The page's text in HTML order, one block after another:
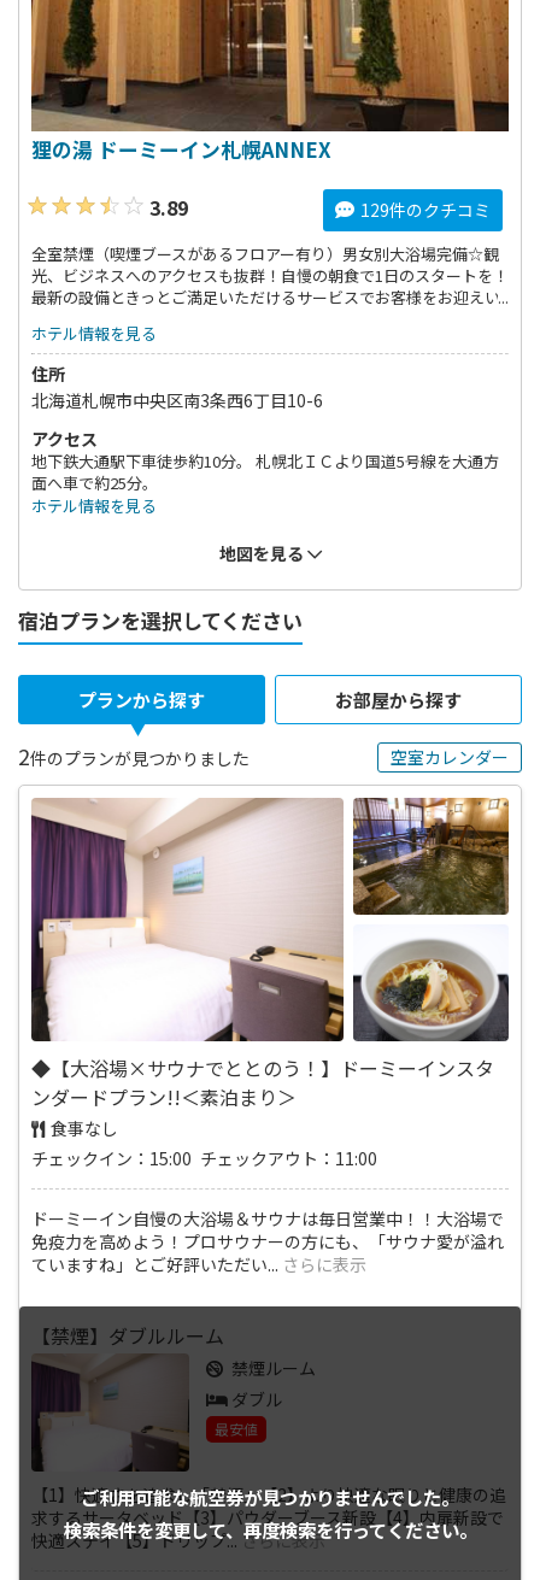
狸の湯 ドーミーイン札幌ANNEX
3.89
129件のクチコミ
全室禁煙（喫煙ブースがあるフロアー有り）男女別大浴場完備☆観
光、ビジネスへのアクセスも抜群！自慢の朝食で1日のスタートを！
最新の設備ときっとご満足いただけるサービスでお客様をお迎えい
ホテル情報を見る
住所
北海道札幌市中央区南3条西6丁目10-6
アクセス
地下鉄大通駅下車徒歩約10分。 札幌北ＩＣより国道5号線を大通方
面へ車で約25分。
ホテル情報を見る
地図を見る
宿泊プランを選択してください
プランから探す お部屋から探す
2件のプランが見つかりました 空室カレンダー
◆【大浴場×サウナでととのう！】ドーミーインスタ
ンダードプラン!!＜素泊まり＞
食事なし
チェックイン：15:00 チェックアウト：11:00
ドーミーイン自慢の大浴場＆サウナは毎日営業中！！大浴場で
免疫力を高めよう！プロサウナーの方にも、「サウナ愛が溢れ
ていますね」とご好評いただい... さらに表示
ご利用可能な航空券が見つかりませんでした。
検索条件を変更して、再度検索を行ってください。
【禁煙】ダブルルーム
禁煙ルーム
ダブル
最安値
【1】快適さを追求し「禁煙」【2】より快適な眠りと健康の追
求するサータベッド【3】パウダーブース新設【4】内扉新設で
快適ステイ【5】ドリップ... さらに表示